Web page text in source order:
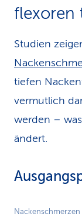
flexoren
Studien
tiefen
vermutlich
werden –
ändert.